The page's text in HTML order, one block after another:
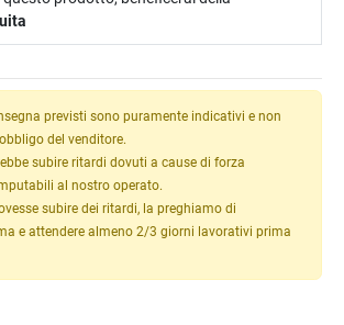
previsti sono puramente indicativi e non
del venditore.
subire ritardi dovuti a cause di forza
al nostro operato.
subire dei ritardi, la preghiamo di
e attendere almeno 2/3 giorni lavorativi prima